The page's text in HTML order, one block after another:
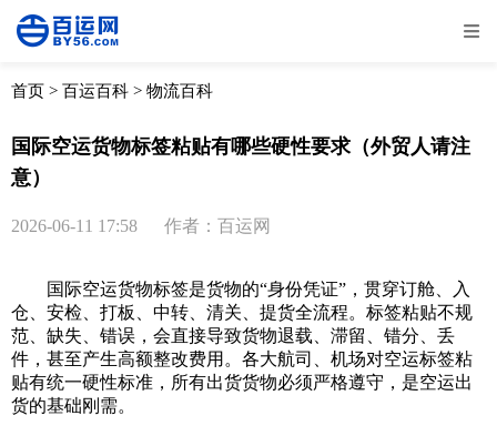
全部 物流资讯
首页 > 百运百科 > 物流百科
国际空运货物标签粘贴有哪些硬性要求（外贸人请注
意）
2026-06-11 17:58 作者：百运网
国际空运货物标签是货物的“身份凭证”，贯穿订舱、入
仓、安检、打板、中转、清关、提货全流程。标签粘贴不规
范、缺失、错误，会直接导致货物退载、滞留、错分、丢
件，甚至产生高额整改费用。各大航司、机场对空运标签粘
贴有统一硬性标准，所有出货货物必须严格遵守，是空运出
货的基础刚需。